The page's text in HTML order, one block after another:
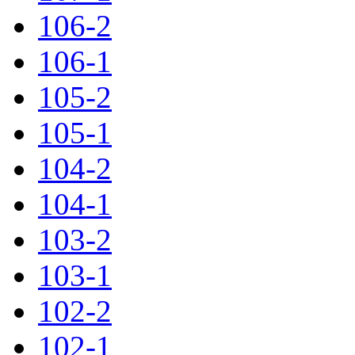
106-2
106-1
105-2
105-1
104-2
104-1
103-2
103-1
102-2
102-1